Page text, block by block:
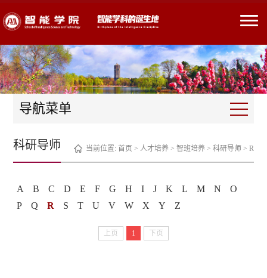
导航菜单
当前位置: 首页 > 人才培养 > 智班培养 > 科研导师> R
科研导师
A B C D E F G H I J K L M N
O
P
Q R S T U V W X Y Z
上页 1 下页